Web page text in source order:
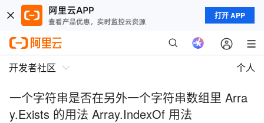
打开 APP
开发者社区 个人
一个字符串是否在另外一个字符串数组里 Arra
y.Exists 的用法 Array.IndexOf 用法